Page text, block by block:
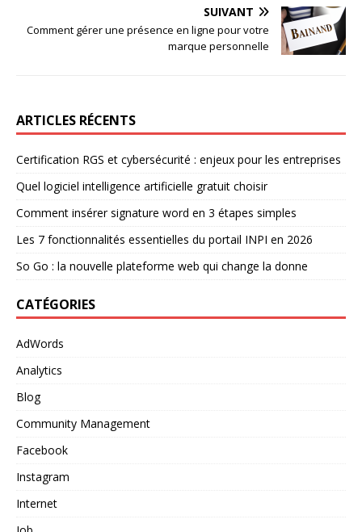
SUIVANT
Comment gérer une présence en ligne pour votre
marque personnelle
ARTICLES RÉCENTS
Certification RGS et cybersécurité : enjeux pour les entreprises
Quel logiciel intelligence artificielle gratuit choisir
Comment insérer signature word en 3 étapes simples
Les 7 fonctionnalités essentielles du portail INPI en 2026
So Go : la nouvelle plateforme web qui change la donne
CATÉGORIES
AdWords
Analytics
Blog
Community Management
Facebook
Instagram
Internet